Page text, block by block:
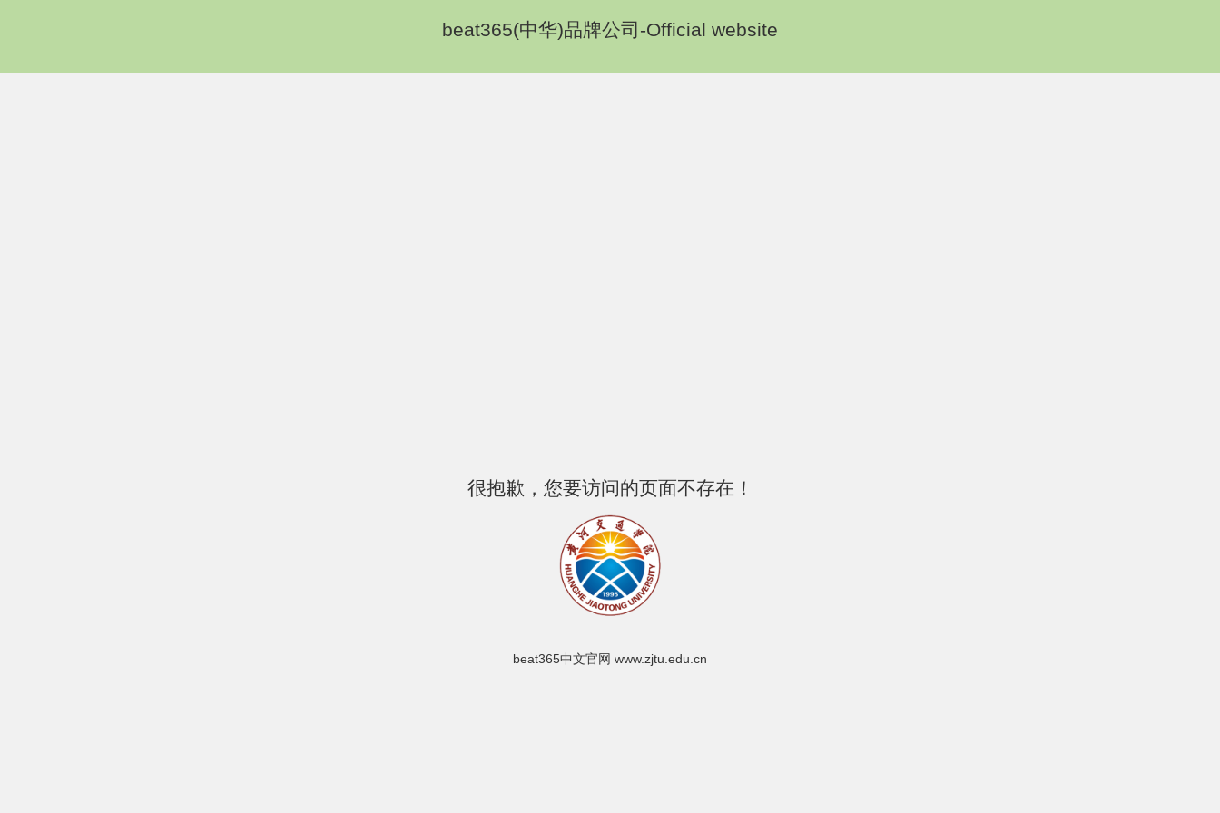
beat365(中华)品牌公司-Official website
很抱歉，您要访问的页面不存在！
beat365中文官网 www.zjtu.edu.cn